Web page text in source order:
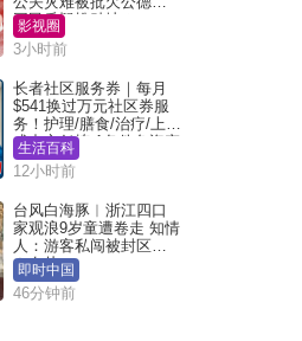
网民质疑扮贴地？
影视圈
3小时前
长者社区服务券｜每月
$541换过万元社区券服
务！护理/膳食/治疗/上门
或中心任拣 1条件免资产
审查（附申请资格及教
学）
生活百科
12小时前
台风白海豚︱浙江四口
家观浪9岁童遭卷走 知情
人：游客私闯被封区域
︱有片
即时中国
46分钟前